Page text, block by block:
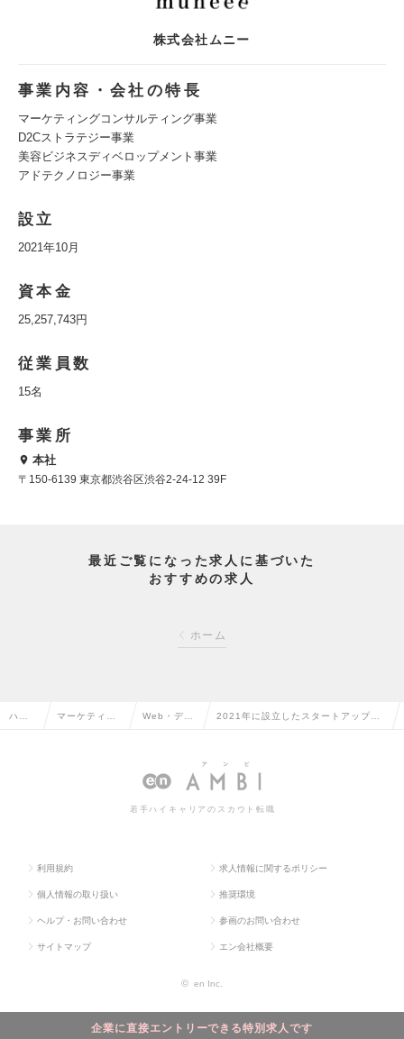
株式会社ムニー
事業内容・会社の特長
マーケティングコンサルティング事業
D2Cストラテジー事業
美容ビジネスディベロップメント事業
アドテクノロジー事業
設立
2021年10月
資本金
25,257,743円
従業員数
15名
事業所
本社
〒150-6139 東京都渋谷区渋谷2-24-12 39F
最近ご覧になった求人に基づいた
おすすめの求人
ホーム
企業に直接エントリーできる特別求人です
ハイ マーケティン Web・デジ
ティングの
2021年に設立したスタートアップ企
ーケティング事業の運用者募集！の求
若手ハイキャリアのスカウト転職
利用規約 求人情報に関するポリシー
個人情報の取り扱い 推奨環境
ヘルプ・お問い合わせ 参画のお問い合わせ
サイトマップ エン会社概要
© en Inc.